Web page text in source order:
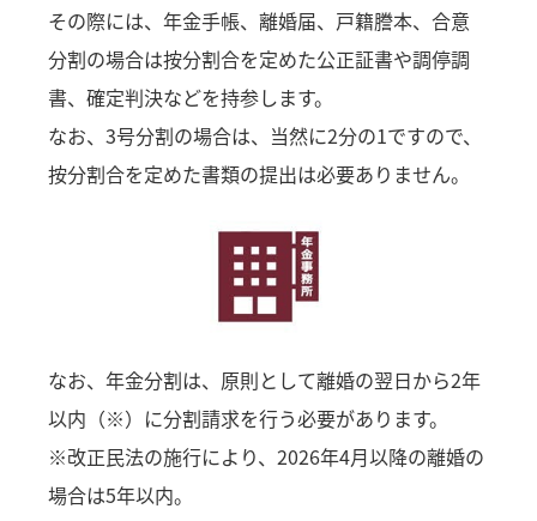
その際には、年金手帳、離婚届、戸籍謄本、合意
分割の場合は按分割合を定めた公正証書や調停調
書、確定判決などを持参します。
なお、3号分割の場合は、当然に2分の1ですので、
按分割合を定めた書類の提出は必要ありません。
なお、年金分割は、原則として離婚の翌日から2年
以内（※）に分割請求を行う必要があります。
※改正民法の施行により、2026年4月以降の離婚の
場合は5年以内。